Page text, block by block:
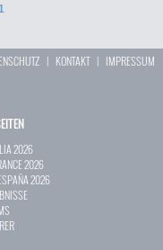
| KONTAKT| IMPRESSUM
2026
2026
2026